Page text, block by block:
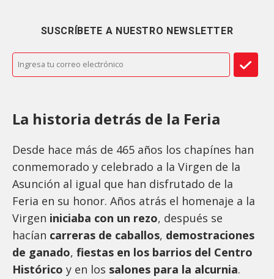
SUSCRÍBETE A NUESTRO NEWSLETTER
La historia detrás de la Feria
Desde hace más de 465 años los chapínes han
conmemorado y celebrado a la Virgen de la
Asunción al igual que han disfrutado de la
Feria en su honor. Años atrás el homenaje a la
Virgen iniciaba con un rezo, después se
hacían carreras de caballos, demostraciones
de ganado, fiestas en los barrios del Centro
Histórico y en los salones para la alcurnia.